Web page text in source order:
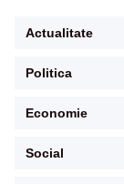
Actualitate
Politica
Economie
Social